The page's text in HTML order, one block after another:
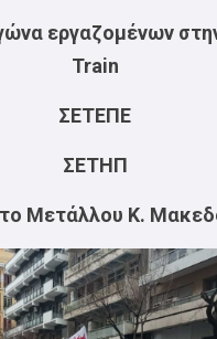
εργαζομένων
Train
ΣΕΤΕΠΕ
ΣΕΤΗΠ
Μετάλλου Κ.